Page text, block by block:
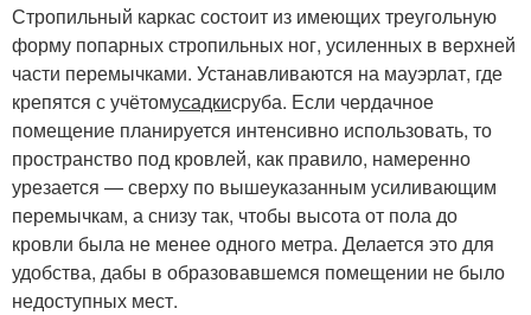
Стропильный каркас состоит из имеющих треугольную
форму попарных стропильных ног, усиленных в верхней
части перемычками. Устанавливаются на мауэрлат, где
крепятся с учётомусадкисруба. Если чердачное
помещение планируется интенсивно использовать, то
пространство под кровлей, как правило, намеренно
урезается — сверху по вышеуказанным усиливающим
перемычкам, а снизу так, чтобы высота от пола до
кровли была не менее одного метра. Делается это для
удобства, дабы в образовавшемся помещении не было
недоступных мест.